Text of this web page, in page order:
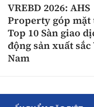
VREBD 2026: AHS
Property góp mặt
Top 10 Sàn giao
động sản xuất
Nam